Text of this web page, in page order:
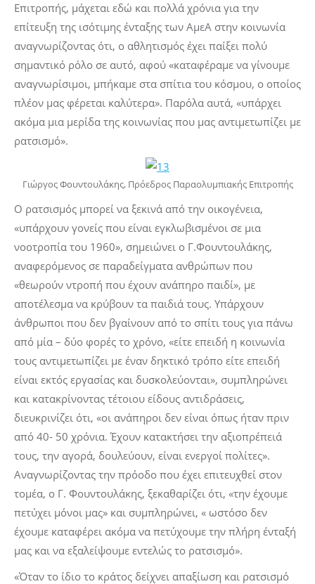
Επιτροπής, μάχεται εδώ και πολλά χρόνια για την
επίτευξη της ισότιμης ένταξης των ΑμεΑ στην κοινωνία
αναγνωρίζοντας ότι, ο αθλητισμός έχει παίξει πολύ
σημαντικό ρόλο σε αυτό, αφού «καταφέραμε να γίνουμε
αναγνωρίσιμοι, μπήκαμε στα σπίτια του κόσμου, ο οποίος
πλέον μας φέρεται καλύτερα». Παρόλα αυτά, «υπάρχει
ακόμα μια μερίδα της κοινωνίας που μας αντιμετωπίζει με
ρατσισμό».
Γιώργος Φουντουλάκης, Πρόεδρος Παραολυμπιακής Επιτροπής
Ο ρατσισμός μπορεί να ξεκινά από την οικογένεια,
«υπάρχουν γονείς που είναι εγκλωβισμένοι σε μια
νοοτροπία του 1960», σημειώνει ο Γ.Φουντουλάκης,
αναφερόμενος σε παραδείγματα ανθρώπων που
«θεωρούν ντροπή που έχουν ανάπηρο παιδί», με
αποτέλεσμα να κρύβουν τα παιδιά τους. Υπάρχουν
άνθρωποι που δεν βγαίνουν από το σπίτι τους για πάνω
από μία – δύο φορές το χρόνο, «είτε επειδή η κοινωνία
τους αντιμετωπίζει με έναν δηκτικό τρόπο είτε επειδή
είναι εκτός εργασίας και δυσκολεύονται», συμπληρώνει
και κατακρίνοντας τέτοιου είδους αντιδράσεις,
διευκρινίζει ότι, «οι ανάπηροι δεν είναι όπως ήταν πριν
από 40- 50 χρόνια. Έχουν κατακτήσει την αξιοπρέπειά
τους, την αγορά, δουλεύουν, είναι ενεργοί πολίτες».
Αναγνωρίζοντας την πρόοδο που έχει επιτευχθεί στον
τομέα, ο Γ. Φουντουλάκης, ξεκαθαρίζει ότι, «την έχουμε
πετύχει μόνοι μας» και συμπληρώνει, « ωστόσο δεν
έχουμε καταφέρει ακόμα να πετύχουμε την πλήρη ένταξή
μας και να εξαλείψουμε εντελώς το ρατσισμό».
«Όταν το ίδιο το κράτος δείχνει απαξίωση και ρατσισμό